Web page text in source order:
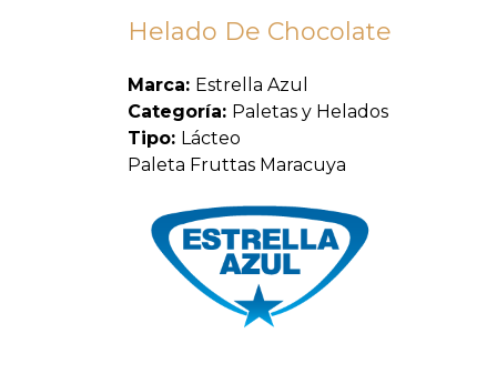
Helado De Chocolate
Marca: Estrella Azul
Categoría: Paletas y Helados
Tipo: Lácteo
Paleta Fruttas Maracuya